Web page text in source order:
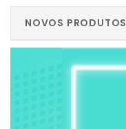
NOVOS PRODUTOS